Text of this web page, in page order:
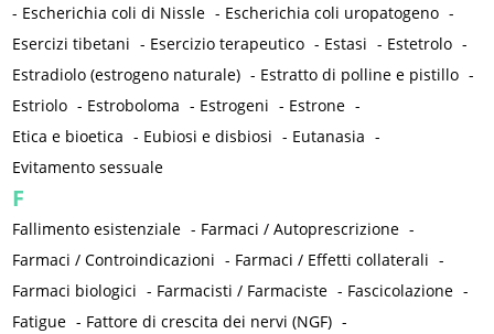
- Escherichia coli di Nissle - Escherichia coli uropatogeno -
Esercizi tibetani - Esercizio terapeutico - Estasi - Estetrolo -
Estradiolo (estrogeno naturale) - Estratto di polline e pistillo -
Estriolo - Estroboloma - Estrogeni - Estrone -
Etica e bioetica - Eubiosi e disbiosi - Eutanasia -
Evitamento sessuale
F
Fallimento esistenziale - Farmaci / Autoprescrizione -
Farmaci / Controindicazioni - Farmaci / Effetti collaterali -
Farmaci biologici - Farmacisti / Farmaciste - Fascicolazione -
Fatigue - Fattore di crescita dei nervi (NGF) -